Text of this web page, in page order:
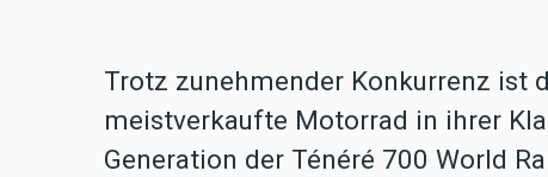
Trotz zunehmender Konkurrenz ist
meistverkaufte Motorrad in ihrer
Generation der Ténéré 700 World